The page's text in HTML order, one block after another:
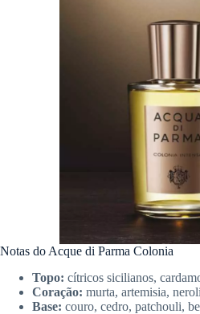
Notas do Acque di Parma Colonia
Topo: cítricos sicilianos,
Coração: murta, artemisia, neroli
Base: couro, cedro, patchouli,